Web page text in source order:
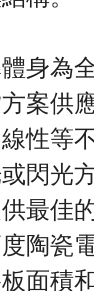
身為
案供
性等
閃光
最佳
陶瓷
面積